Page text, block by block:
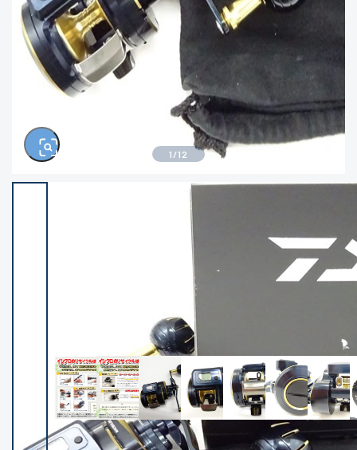
イシグロ半田店
イシグロ岡崎若松店
イシグロ焼津店
イシグロ掛川店
イシグロ沼津店
イシグロ伊東店
(102140)
SA(2946)
A(17277)
1 /12